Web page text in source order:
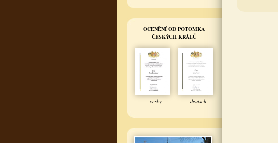
OCENĚNÍ OD POTOMKA
ČESKÝCH KRÁLŮ
česky deutsch